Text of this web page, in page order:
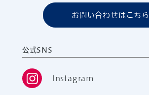
お問い合わせはこちら
公式SNS
Instagram